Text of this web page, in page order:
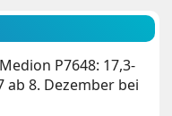
Medion P7648: 17,3-
8. Dezember bei